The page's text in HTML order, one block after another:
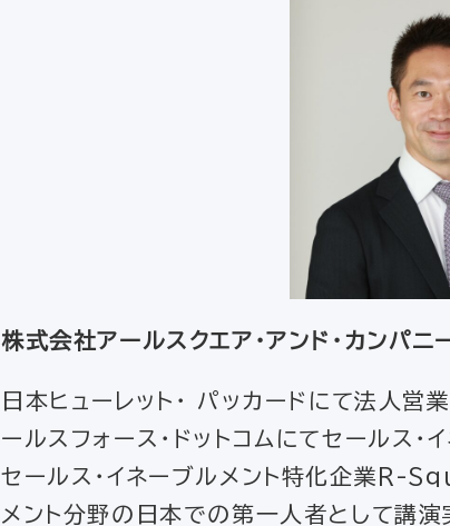
株式会社アールスクエア・アンド・カン
日本ヒューレット・ パッカードにて法人営
ールスフォース・ドットコムにてセールス
セールス・イネーブルメント特化企業
メント分野の日本での第一人者として講演